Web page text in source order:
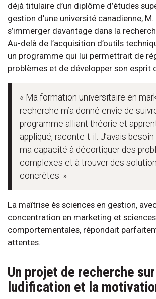
déjà titulaire d’un diplôme d’études
gestion d’une université canadienne,
s’immerger davantage dans la
Au-delà de l’acquisition d’outils
un programme qui lui permettrait de
problèmes et de développer son esprit
« Ma formation universitaire en
recherche m’a donné envie de
programme alliant théorie et
appliqué, raconte-t-il. J’avais
ma capacité à décortiquer des
complexes et à trouver des
concrètes. »
La maîtrise ès sciences en gestion,
concentration en marketing et sciences
comportementales, répondait
attentes.
Un projet de recherche
ludification et la